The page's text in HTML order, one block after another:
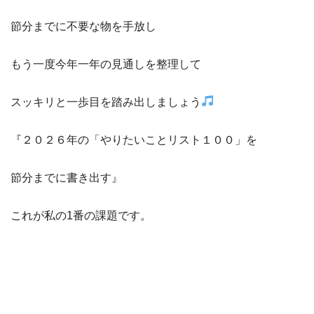
節分までに不要な物を手放し
もう一度今年一年の見通しを整理して
スッキリと一歩目を踏み出しましょう
『２０２６年の「やりたいことリスト１００」を
節分までに書き出す』
これが私の1番の課題です。